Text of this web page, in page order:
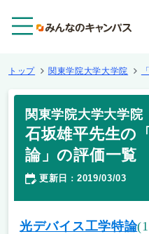
トップ 関東学院大学大学院
関東学院大学大学院
石坂雄平先生の
論」の評価一覧
更新日 ： 2019/03/03
光デバイス工学特論